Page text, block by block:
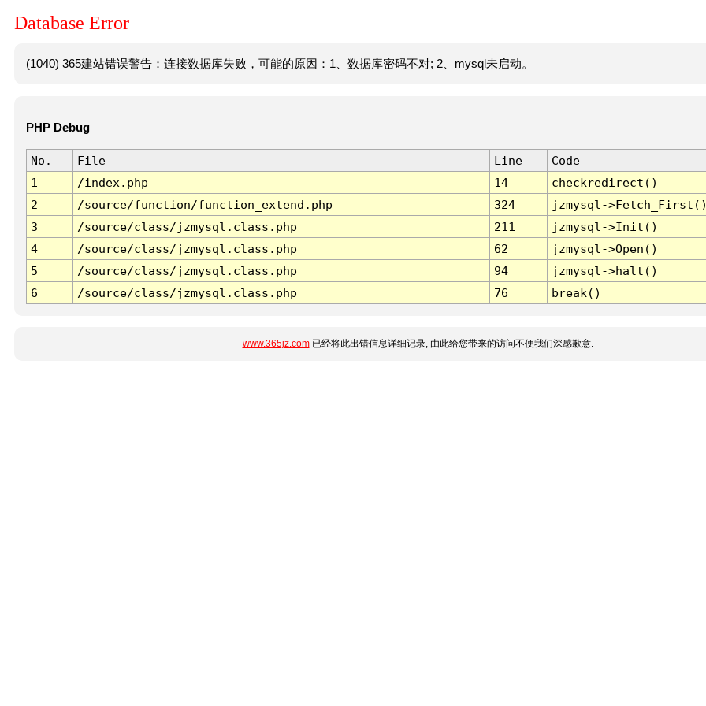
Database Error
(1040) 365建站错误警告：连接数据库失败，可能的原因：1、数据库密码不对; 2、mysql未启动。
PHP Debug
No. File Line
Code
1
/index.php 14
checkredirect()
2
/source/function/function_extend.php 324
jzmysql-
3
/source/class/jzmysql.class.php 211
jzmysql->Init()
4
/source/class/jzmysql.class.php 62
jzmysql->Open()
5
/source/class/jzmysql.class.php 94
jzmysql->halt()
6
/source/class/jzmysql.class.php 76 break()
www.365jz.com已经将此出错信息详细记录, 由此给您带来的访问不便我们深感歉意.